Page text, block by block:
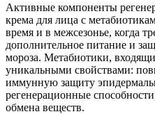
Активные компоненты
крема для лица с
время и в межсезонье, когда
дополнительное питание и
мороза. Метабиотики,
уникальными свойствами:
иммунную защиту
регенерационные
обмена веществ.